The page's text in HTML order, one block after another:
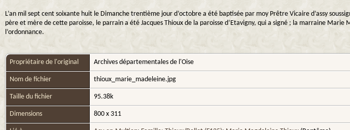
L’an mil sept cent soixante huit le Dimanche trentième jour d’octobre a été baptisée par moy Prêtre Vicaire d’assy
père et mère de cette paroisse, le parrain a été Jacques Thioux de la paroisse d’Etavigny, qui a signé ; la marraine
l’ordonnance.
Propriétaire de l'original Archives départementales de l'Oise
Nom de fichier thioux_marie_madeleine.jpg
Taille du fichier 95.38k
Dimensions 800 x 311